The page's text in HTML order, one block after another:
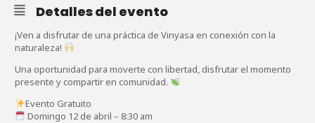
Detalles del evento
¡Ven a disfrutar de una práctica de Vinyasa en conexión con la
naturaleza!
Una oportunidad para moverte con libertad, disfrutar el momento
presente у compartir en comunidad.
Evento Gratuito
Domingo 12 de abril – 8:30 am